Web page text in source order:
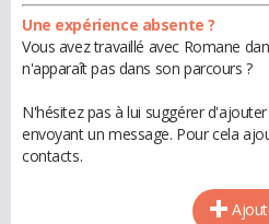
Une expérience absente ?
Vous avez travaillé avec Romane
n'apparaît pas dans son parcours ?
N'hésitez pas à lui suggérer
envoyant un message. Pour cela
contacts.